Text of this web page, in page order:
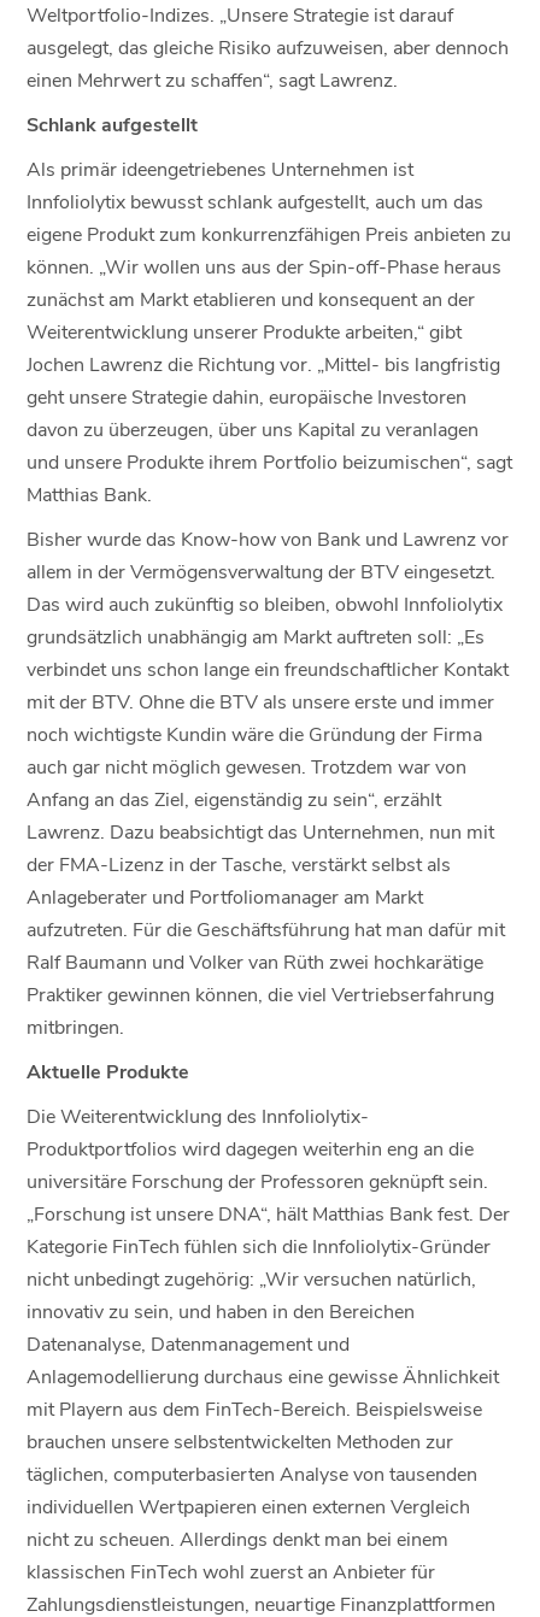
Weltportfolio-Indizes. „Unsere Strategie ist darauf
ausgelegt, das gleiche Risiko aufzuweisen, aber dennoch
einen Mehrwert zu schaffen“, sagt Lawrenz.
Schlank aufgestellt
Als primär ideengetriebenes Unternehmen ist
Innfoliolytix bewusst schlank aufgestellt, auch um das
eigene Produkt zum konkurrenzfähigen Preis anbieten zu
können. „Wir wollen uns aus der Spin-off-Phase heraus
zunächst am Markt etablieren und konsequent an der
Weiterentwicklung unserer Produkte arbeiten,“ gibt
Jochen Lawrenz die Richtung vor. „Mittel- bis langfristig
geht unsere Strategie dahin, europäische Investoren
davon zu überzeugen, über uns Kapital zu veranlagen
und unsere Produkte ihrem Portfolio beizumischen“, sagt
Matthias Bank.
Bisher wurde das Know-how von Bank und Lawrenz vor
allem in der Vermögensverwaltung der BTV eingesetzt.
Das wird auch zukünftig so bleiben, obwohl Innfoliolytix
grundsätzlich unabhängig am Markt auftreten soll: „Es
verbindet uns schon lange ein freundschaftlicher Kontakt
mit der BTV. Ohne die BTV als unsere erste und immer
noch wichtigste Kundin wäre die Gründung der Firma
auch gar nicht möglich gewesen. Trotzdem war von
Anfang an das Ziel, eigenständig zu sein“, erzählt
Lawrenz. Dazu beabsichtigt das Unternehmen, nun mit
der FMA-Lizenz in der Tasche, verstärkt selbst als
Anlageberater und Portfoliomanager am Markt
aufzutreten. Für die Geschäftsführung hat man dafür mit
Ralf Baumann und Volker van Rüth zwei hochkarätige
Praktiker gewinnen können, die viel Vertriebserfahrung
mitbringen.
Aktuelle Produkte
Die Weiterentwicklung des Innfoliolytix-
Produktportfolios wird dagegen weiterhin eng an die
universitäre Forschung der Professoren geknüpft sein.
„Forschung ist unsere DNA“, hält Matthias Bank fest. Der
Kategorie FinTech fühlen sich die Innfoliolytix-Gründer
nicht unbedingt zugehörig: „Wir versuchen natürlich,
innovativ zu sein, und haben in den Bereichen
Datenanalyse, Datenmanagement und
Anlagemodellierung durchaus eine gewisse Ähnlichkeit
mit Playern aus dem FinTech-Bereich. Beispielsweise
brauchen unsere selbstentwickelten Methoden zur
täglichen, computerbasierten Analyse von tausenden
individuellen Wertpapieren einen externen Vergleich
nicht zu scheuen. Allerdings denkt man bei einem
klassischen FinTech wohl zuerst an Anbieter für
Zahlungsdienstleistungen, neuartige Finanzplattformen